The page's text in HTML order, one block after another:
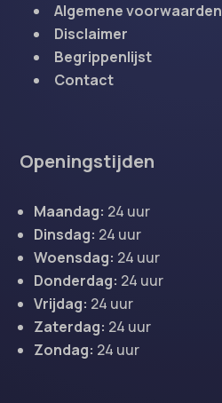
Algemene voorwaarden
Disclaimer
Begrippenlijst
Contact
Openingstijden
Maandag: 24 uur
Dinsdag: 24 uur
Woensdag: 24 uur
Donderdag: 24 uur
Vrijdag: 24 uur
Zaterdag: 24 uur
Zondag: 24 uur